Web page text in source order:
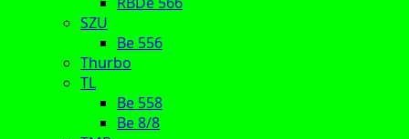
SZU
Be 556
Thurbo
TL
Be 558
Be 8/8